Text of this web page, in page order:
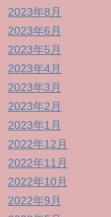
2023年8月
2023年6月
2023年5月
2023年4月
2023年3月
2023年2月
2023年1月
2022年12月
2022年11月
2022年10月
2022年9月